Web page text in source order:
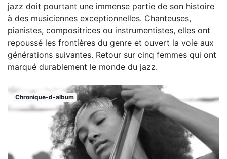
jazz doit pourtant une immense partie de son histoire
à des musiciennes exceptionnelles. Chanteuses,
pianistes, compositrices ou instrumentistes, elles ont
repoussé les frontières du genre et ouvert la voie aux
générations suivantes. Retour sur cinq femmes qui ont
marqué durablement le monde du jazz.
Chronique-d-album